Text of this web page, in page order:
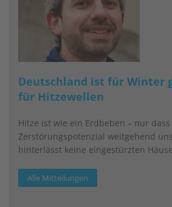
Deutschland ist für Winter
für Hitzewellen
Hitze ist wie ein Erdbeben – nur
Zerstörungspotenzial weitgehend
hinterlässt keine eingestürzten
Alle Mitteilungen